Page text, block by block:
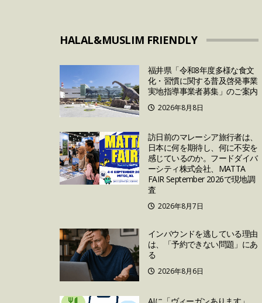
HALAL&MUSLIM FRIENDLY
福井県「令和8年度多様な食文
化・習慣に関する普及啓発事業
実地指導事業者募集」のご案内
2026年8月8日
訪日前のマレーシア旅行者は、
日本に何を期待し、何に不安を
感じているのか。フードダイバ
ーシティ株式会社、MATTA
FAIR September 2026で現地調
査
2026年8月7日
インバウンドを逃している理由
は、「予約できない問題」にあ
る
2026年8月6日